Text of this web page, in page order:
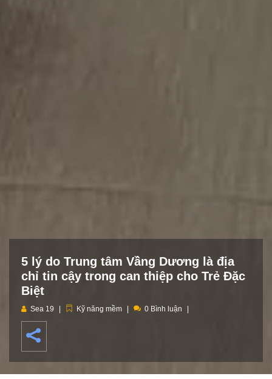
5 lý do Trung tâm Vầng Dương là địa
chỉ tin cậy trong can thiệp cho Trẻ Đặc
Biệt
Sea 19 Kỹ năng mềm 0 Bình luận